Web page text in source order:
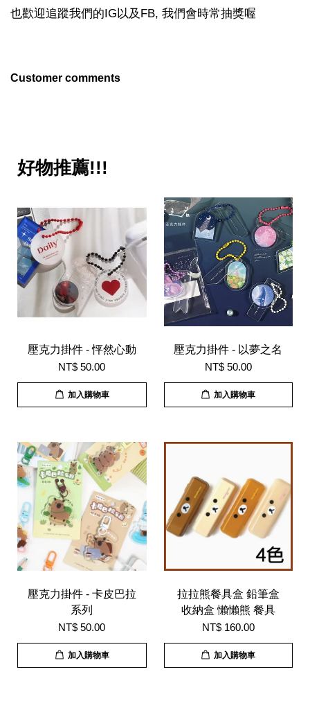
也歡迎追蹤我們的IG以及FB, 我們會時常抽獎喔
Customer comments
好物推薦!!!
壓克力掛件 - 怦然心動
NT$ 50.00
加入購物車
壓克力掛件 - 以夢之名
NT$ 50.00
加入購物車
壓克力掛件 - 卡皮巴拉
系列
NT$ 50.00
加入購物車
拉拉熊餐具盒 鉛筆盒
收納盒 懶懶熊 餐具
NT$ 160.00
加入購物車